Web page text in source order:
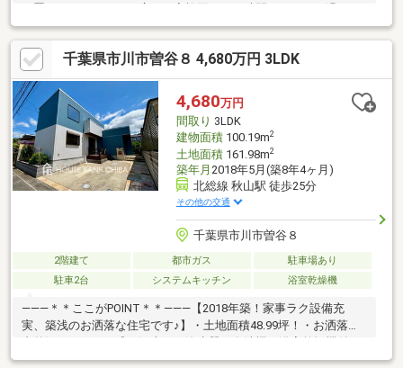
を置いてもゆとりある広さ！家族団らんの時間をゆったり過ごす
ことができますね！◎各居室に収納完備！豊富な収納が魅力！◎
家事動線に配慮した間取りです！◎リビングの脇の和室はくつろ
ぎの空間を御提供いたします。◎子育てしやすい住環境！【リフ
ォーム内容】・システムキッチン交換・ユニットバス交換・洗面
化粧台交換・トイレ交換・給湯機交換・フロアタイル、クロス交
換・ハウスクリーニングなど
千葉県市川市曽谷８ 4,680万円 3LDK
4,680万円
間取り 3LDK
建物面積100.19m2
土地面積161.98m2
築年月 2018年5月(築8年4ヶ月)
北総線 秋山駅 徒歩25分
その他の交通
千葉県市川市曽谷８
2階建て 都市ガス
駐車場あり
駐車2台
システムキッチン 浴室乾燥機
―――＊＊ここがPOINT＊＊―――【2018年築！家事ラク設備充
実、築浅のお洒落な住宅です♪】・土地面積48.99坪！・お洒落な
き、家事も楽々！・快適ポカポカ床暖房付き！・お洒落なお風呂